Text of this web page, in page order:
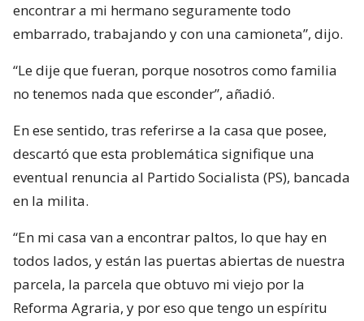
encontrar a mi hermano seguramente todo
embarrado, trabajando y con una camioneta”, dijo.
“Le dije que fueran, porque nosotros como familia
no tenemos nada que esconder”, añadió.
En ese sentido, tras referirse a la casa que posee,
descartó que esta problemática signifique una
eventual renuncia al Partido Socialista (PS), bancada
en la milita.
“En mi casa van a encontrar paltos, lo que hay en
todos lados, y están las puertas abiertas de nuestra
parcela, la parcela que obtuvo mi viejo por la
Reforma Agraria, y por eso que tengo un espíritu